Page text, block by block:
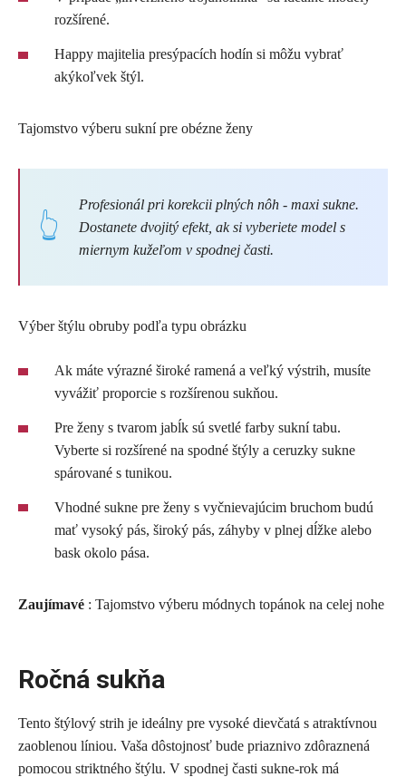
rozšírené.
Happy majitelia presýpacích hodín si môžu vybrať
akýkoľvek štýl.
Tajomstvo výberu sukní pre obézne ženy
Profesionál pri korekcii plných nôh - maxi sukne.
Dostanete dvojitý efekt, ak si vyberiete model s
miernym kužeľom v spodnej časti.
Výber štýlu obruby podľa typu obrázku
Ak máte výrazné široké ramená a veľký výstrih, musíte
vyvážiť proporcie s rozšírenou sukňou.
Pre ženy s tvarom jabĺk sú svetlé farby sukní tabu.
Vyberte si rozšírené na spodné štýly a ceruzky sukne
spárované s tunikou.
Vhodné sukne pre ženy s vyčnievajúcim bruchom budú
mať vysoký pás, široký pás, záhyby v plnej dĺžke alebo
bask okolo pása.
Zaujímavé : Tajomstvo výberu módnych topánok na celej nohe
Ročná sukňa
Tento štýlový strih je ideálny pre vysoké dievčatá s atraktívnou
zaoblenou líniou. Vaša dôstojnosť bude priaznivo zdôraznená
pomocou striktného štýlu. V spodnej časti sukne-rok má